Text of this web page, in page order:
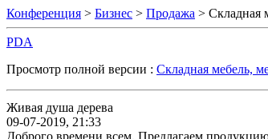
Конференция > Бизнес > Продажа > Складная
PDA
Просмотр полной версии : Складная мебель,
Живая душа дерева
09-07-2019, 21:33
Доброго времени всем. Предлагаем